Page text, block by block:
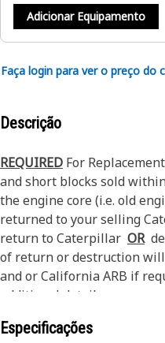
Adicionar Equipamento
Faça login para ver o preço do
Descrição
REQUIRED For
and short blocks sold
the engine core (i.e. old
returned to your selling
return to Caterpillar OR
of return or destruction
and or California ARB if
additional details.
Especificações